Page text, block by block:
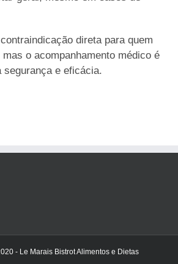
direta para quem
o acompanhamento médico é
segurança e eficácia.
- Le Marais Bistrot Alimentos e Dietas